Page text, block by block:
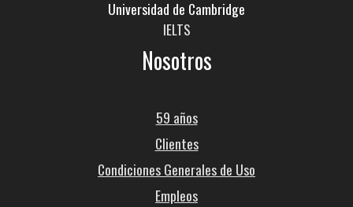
Universidad de Cambridge
IELTS
Nosotros
59 años
Clientes
Condiciones Generales de Uso
Empleos